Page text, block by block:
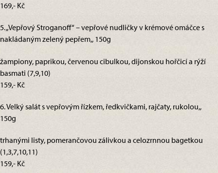
169,- Kč
5. „Vepřový Stroganoff“ – vepřové nudličky v krémové omáčce s
nakládaným zelený pepřem,, 150g
žampiony, paprikou, červenou cibulkou, dijonskou hořčicí a rýží
basmati (7,9,10)
159,- Kč
6. Velký salát s vepřovým řízkem, ředkvičkami, rajčaty, rukolou,,
150g
trhanými listy, pomerančovou zálivkou a celozrnnou bagetkou
(1,3,7,10,11)
159,- Kč